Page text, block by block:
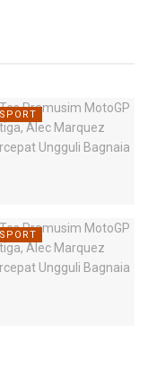
SPORT
SPORT